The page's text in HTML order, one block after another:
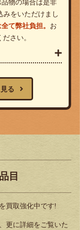
物の場合は是非
みをいただけまし
て弊社負担。 お
さい。
る
目
買取強化中です!
更に詳細をご覧いた